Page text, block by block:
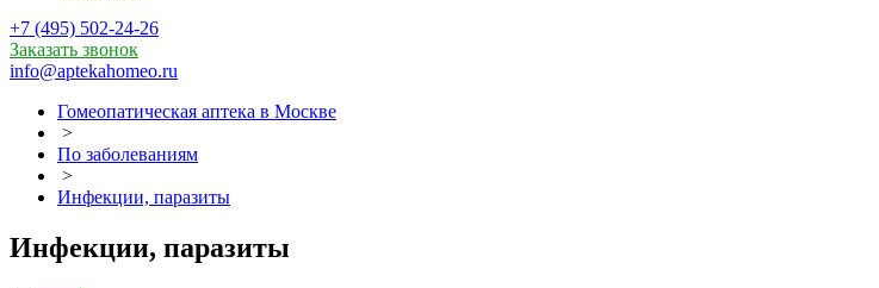
+7 (495) 502-24-26
Заказать звонок
info@aptekahomeo.ru
Гомеопатическая аптека в Москве
>
По заболеваниям
>
Инфекции, паразиты
Инфекции, паразиты